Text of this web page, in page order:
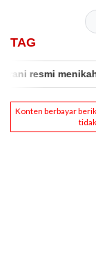
TAG
resmi menikah